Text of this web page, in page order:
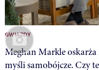
GWIAZDY
Meghan Markle
myśli samobójcze. Czy